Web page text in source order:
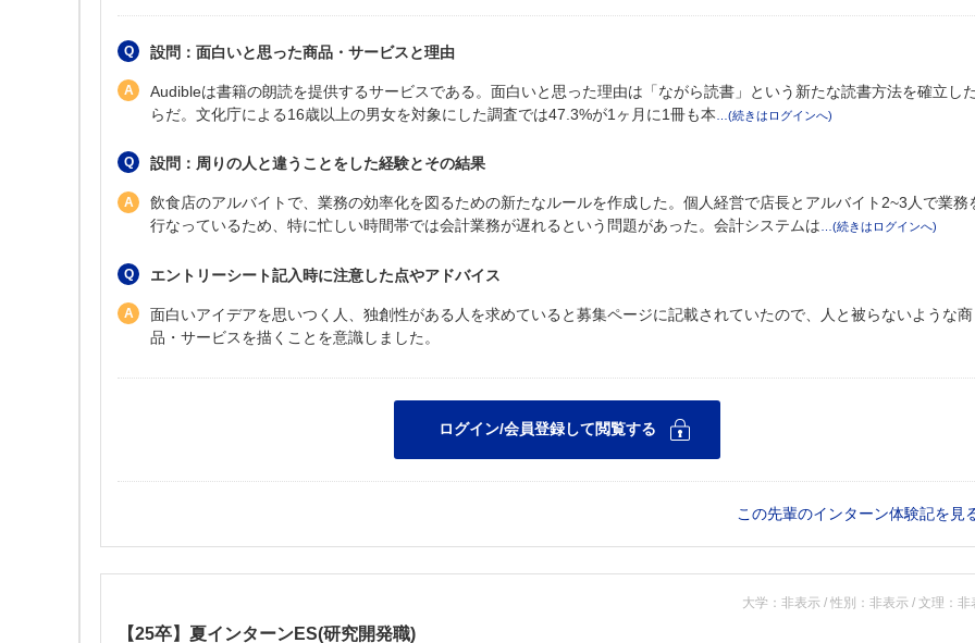
設問：面白いと思った商品・サービスと理由
Audibleは書籍の朗読を提供するサービスである。面白いと思った理由は「ながら読書」という新たな読書方法を確立し
らだ。文化庁による16歳以上の男女を対象にした調査では47.3%が1ヶ月に1冊も本
設問：周りの人と違うことをした経験とその結果
飲食店のアルバイトで、業務の効率化を図るための新たなルールを作成した。個人経営で店長とアルバイト2~3人で業務
行なっているため、特に忙しい時間帯では会計業務が遅れるという問題があった。会計システムは
エントリーシート記入時に注意した点やアドバイス
面白いアイデアを思いつく人、独創性がある人を求めていると募集ページに記載されていたので、人と被らないような商
品・サービスを描くことを意識しました。
この先輩のインターン体験記を見
大学：非表示 / 性別：非表示 / 文理：非
【25卒】夏インターンES(研究開発職)